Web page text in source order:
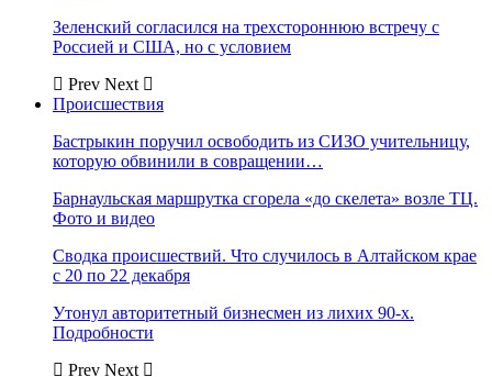
Зеленский согласился на трехстороннюю встречу с
Россией и США, но с условием
Prev Next
Происшествия
Бастрыкин поручил освободить из СИЗО учительницу,
которую обвинили в совращении…
Барнаульская маршрутка сгорела «до скелета» возле ТЦ.
Фото и видео
Сводка происшествий. Что случилось в Алтайском крае
с 20 по 22 декабря
Утонул авторитетный бизнесмен из лихих 90-х.
Подробности
Prev Next